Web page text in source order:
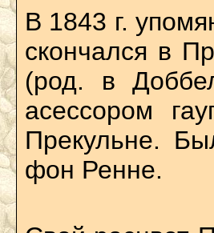
В 1843 г.
скончался в
(род. в
асессором
Прекульне.
фон Ренне.